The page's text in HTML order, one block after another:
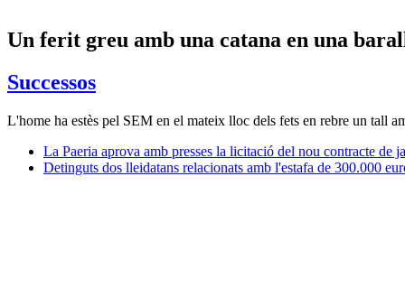
Un ferit greu amb una catana en una
Successos
L'home ha estès pel SEM en el mateix lloc dels fets en rebre un tall
La Paeria aprova amb presses la licitació del nou contracte de
Detinguts dos lleidatans relacionats amb l'estafa de 300.000